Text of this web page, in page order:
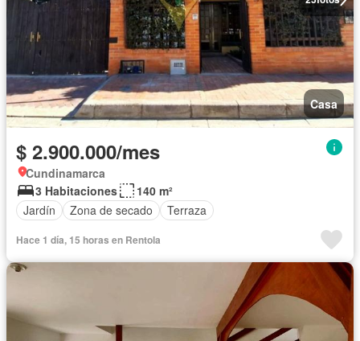
Casa
$ 2.900.000/mes
Cundinamarca
3 Habitaciones
140 m²
Jardín
Zona de secado Terraza
Hace 1 día, 15 horas en Rentola